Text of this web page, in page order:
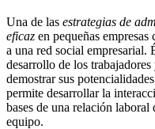
Una de las estrategias de
eficaz en pequeñas
a una red social empresarial.
desarrollo de los
demostrar sus
permite desarrollar la
bases de una relación
equipo.